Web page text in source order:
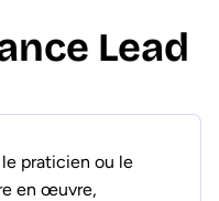
Lead
praticien ou le
en œuvre,